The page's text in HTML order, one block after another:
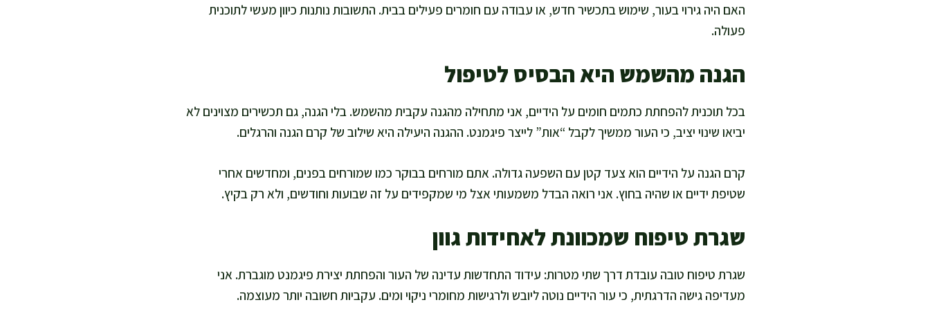
האם היה גירוי בעור, שימוש בתכשיר חדש, או עבודה עם חומרים פעילים בבית. התשובות נותנות כיוון מעשי לתוכנית
פעולה.
הגנה מהשמש היא הבסיס לטיפול
בכל תוכנית להפחתת כתמים חומים על הידיים, אני מתחילה מהגנה עקבית מהשמש. בלי הגנה, גם תכשירים מצוינים לא
יביאו שינוי יציב, כי העור ממשיך לקבל “אות” לייצר פיגמנט. ההגנה היעילה היא שילוב של קרם הגנה והרגלים.
קרם הגנה על הידיים הוא צעד קטן עם השפעה גדולה. אתם מורחים בבוקר כמו שמורחים בפנים, ומחדשים אחרי
שטיפת ידיים או שהיה בחוץ. אני רואה הבדל משמעותי אצל מי שמקפידים על זה שבועות וחודשים, ולא רק בקיץ.
שגרת טיפוח שמכוונת לאחידות גוון
שגרת טיפוח טובה עובדת דרך שתי מטרות: עידוד התחדשות עדינה של העור והפחתת יצירת פיגמנט מוגברת. אני
מעדיפה גישה הדרגתית, כי עור הידיים נוטה ליובש ולרגישות מחומרי ניקוי ומים. עקביות חשובה יותר מעוצמה.